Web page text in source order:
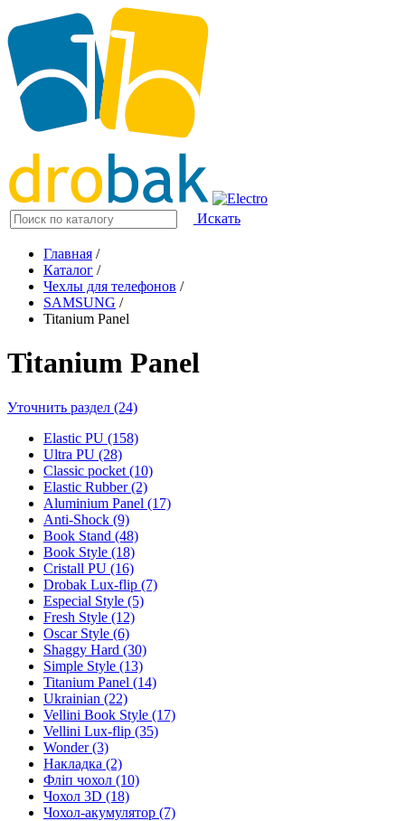
Искать
Главная /
Каталог /
Чехлы для телефонов /
SAMSUNG /
Titanium Panel
Titanium Panel
Уточнить раздел (24)
Elastic PU (158)
Ultra PU (28)
Classic pocket (10)
Elastic Rubber (2)
Aluminium Panel (17)
Anti-Shock (9)
Book Stand (48)
Book Style (18)
Cristall PU (16)
Drobak Lux-flip (7)
Especial Style (5)
Fresh Style (12)
Oscar Style (6)
Shaggy Hard (30)
Simple Style (13)
Titanium Panel (14)
Ukrainian (22)
Vellini Book Style (17)
Vellini Lux-flip (35)
Wonder (3)
Накладка (2)
Фліп чохол (10)
Чохол 3D (18)
Чохол-акумулятор (7)